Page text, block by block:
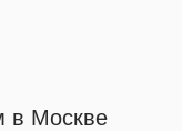
в Москве